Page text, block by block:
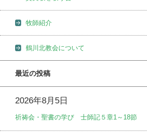
牧師紹介
鶴川北教会について
最近の投稿
2026年8月5日
祈祷会・聖書の学び 士師記５章1～18節